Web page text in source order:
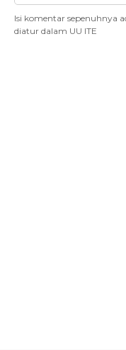
Isi komentar sepenuhnya
diatur dalam UU ITE